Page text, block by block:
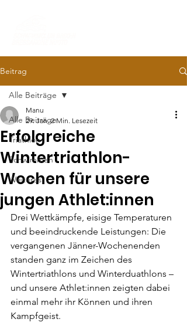
Beitrag
Alle Beiträge
Triathlon
Schwimmen
Weiteres
Alle Beiträge
Erfolgreiche
Wintertriathlon-
Wochen für unsere
jungen Athlet:innen
Manu
29. Jan. 2 Min. Lesezeit
Drei Wettkämpfe, eisige Temperaturen
und beeindruckende Leistungen: Die
vergangenen Jänner-Wochenenden
standen ganz im Zeichen des
Wintertriathlons und Winterduathlons –
und unsere Athlet:innen zeigten dabei
einmal mehr ihr Können und ihren
Kampfgeist.